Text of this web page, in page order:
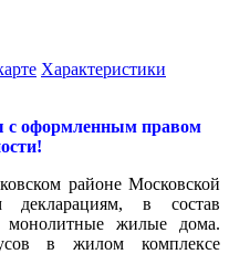
Характеристики
с оформленным правом
районе Московской
декларациям, в состав
монолитные жилые дома.
в жилом комплексе